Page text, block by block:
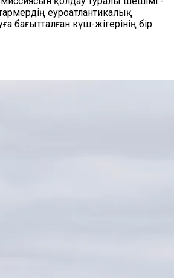
еуроатлантикалық
бағытталған күш-жігерінің бір